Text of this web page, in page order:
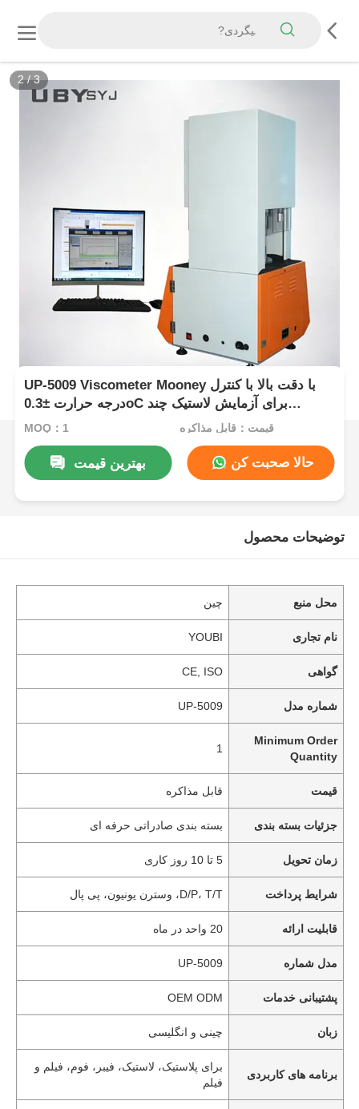
2/3
UP-5009 Viscometer Mooney با دقت بالا با کنترل
درجه حرارت ±0.3oC برای آزمایش لاستیک چند
منظوره
MOQ：1 قیمت：قابل مذاکره
بهترین قیمت حالا صحبت کن
توضیحات محصول
محل منبع چین
نام تجاری YOUBI
گواهی CE, ISO
شماره مدل UP-5009
Minimum Order
Quantity
1
قیمت قابل مذاکره
جزئیات بسته بندی بسته بندی صادراتی حرفه ای
زمان تحویل 5 تا 10 روز کاری
شرایط پرداخت D/P، T/T، وسترن یونیون، پی پال
قابلیت ارائه 20 واحد در ماه
مدل شماره UP-5009
پشتیبانی خدمات OEM ODM
زبان چینی و انگلیسی
برنامه های کاربردی
برای پلاستیک، لاستیک، فیبر، فوم، فیلم و
فیلم